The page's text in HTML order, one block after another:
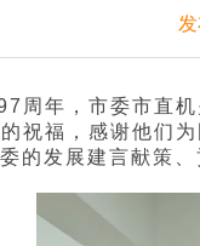
周年，市委市直
祝福，感谢他们
的发展建言献策